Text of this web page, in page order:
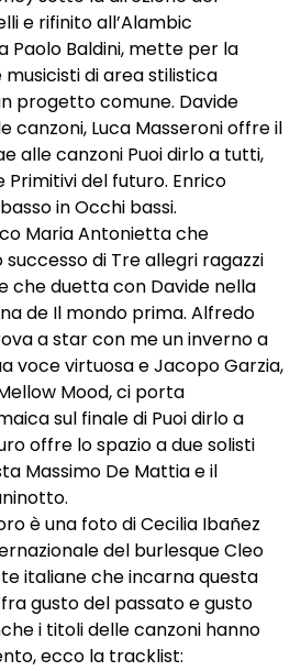
e rifinito all’Alambic
Paolo Baldini, mette per la
di area stilistica
progetto comune. Davide
canzoni, Luca Masseroni offre il
alle canzoni Puoi dirlo a tutti,
Primitivi del futuro. Enrico
in Occhi bassi.
Maria Antonietta che
di Tre allegri ragazzi
che duetta con Davide nella
de Il mondo prima. Alfredo
a star con me un inverno a
voce virtuosa e Jacopo Garzia,
Mood, ci porta
sul finale di Puoi dirlo a
offre lo spazio a due solisti
Massimo De Mattia e il
è una foto di Cecilia Ibañez
del burlesque Cleo
italiane che incarna questa
gusto del passato e gusto
i titoli delle canzoni hanno
ecco la tracklist: